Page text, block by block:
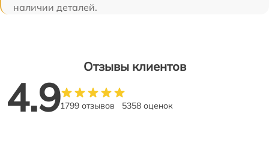
наличии деталей.
Отзывы клиентов
4.91799 отзывов 5358 оценок